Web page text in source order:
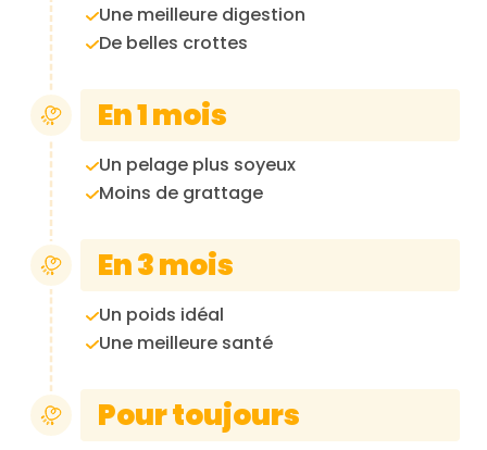
Une meilleure digestion
De belles crottes
En 1 mois
Un pelage plus soyeux
Moins de grattage
En 3 mois
Un poids idéal
Une meilleure santé
Pour toujours